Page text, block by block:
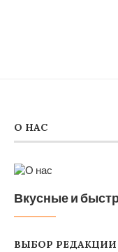
О НАС
Вкусные и
ВЫБОР РЕДАКЦИИ